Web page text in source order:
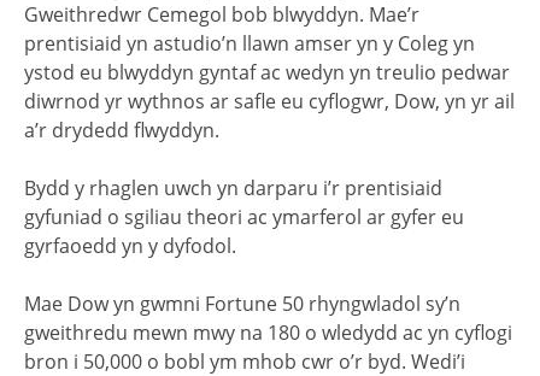
Gweithredwr Cemegol bob blwyddyn. Mae’r
prentisiaid yn astudio’n llawn amser yn y Coleg yn
ystod eu blwyddyn gyntaf ac wedyn yn treulio pedwar
diwrnod yr wythnos ar safle eu cyflogwr, Dow, yn yr ail
a’r drydedd flwyddyn.
Bydd y rhaglen uwch yn darparu i’r prentisiaid
gyfuniad o sgiliau theori ac ymarferol ar gyfer eu
gyrfaoedd yn y dyfodol.
Mae Dow yn gwmni Fortune 50 rhyngwladol sy’n
gweithredu mewn mwy na 180 o wledydd ac yn cyflogi
bron i 50,000 o bobl ym mhob cwr o’r byd. Wedi’i